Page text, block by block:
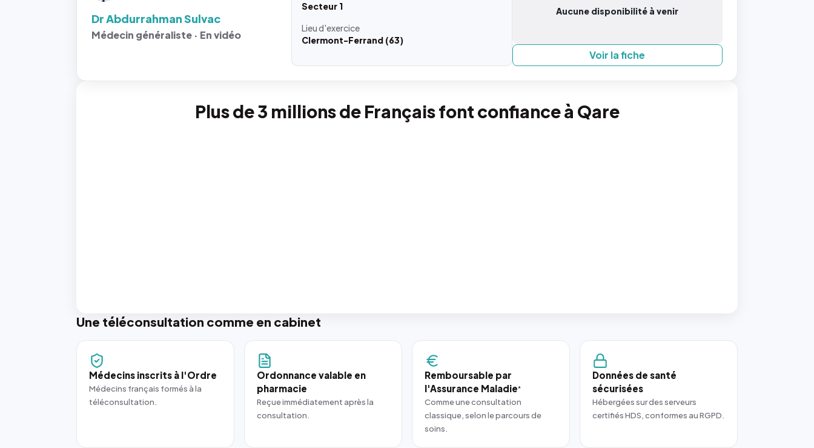
Dr Abdurrahman Sulvac
Médecin généraliste · En vidéo
Secteur 1
Lieud'exercice
Clermont-Ferrand (63)
Aucune disponibilité à venir
Voir la fiche
Plus de 3 millions de Français font confiance à Qare
Une téléconsultation comme en cabinet
Médecins inscrits à l'Ordre
Médecins français formés à la
téléconsultation.
Ordonnance valable en
pharmacie
Reçue immédiatement après la
consultation.
Remboursable par
l'Assurance Maladie*
Comme une consultation
classique, selon le parcours de
soins.
Données de santé
sécurisées
Hébergées sur des serveurs
certifiés HDS, conformes au RGPD.